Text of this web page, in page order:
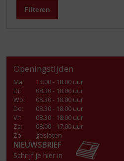
Filteren
Openingstijden
Ma:
13.00 - 18.00 uur
Di:
08.30 - 18.00 uur
Wo:
08.30 - 18.00 uur
Do:
08.30 - 18.00 uur
Vr:
08.30 - 18:00 uur
Za:
08.00 - 17.00 uur
Zo:
gesloten
NIEUWSBRIEF
Schrijf je hier in